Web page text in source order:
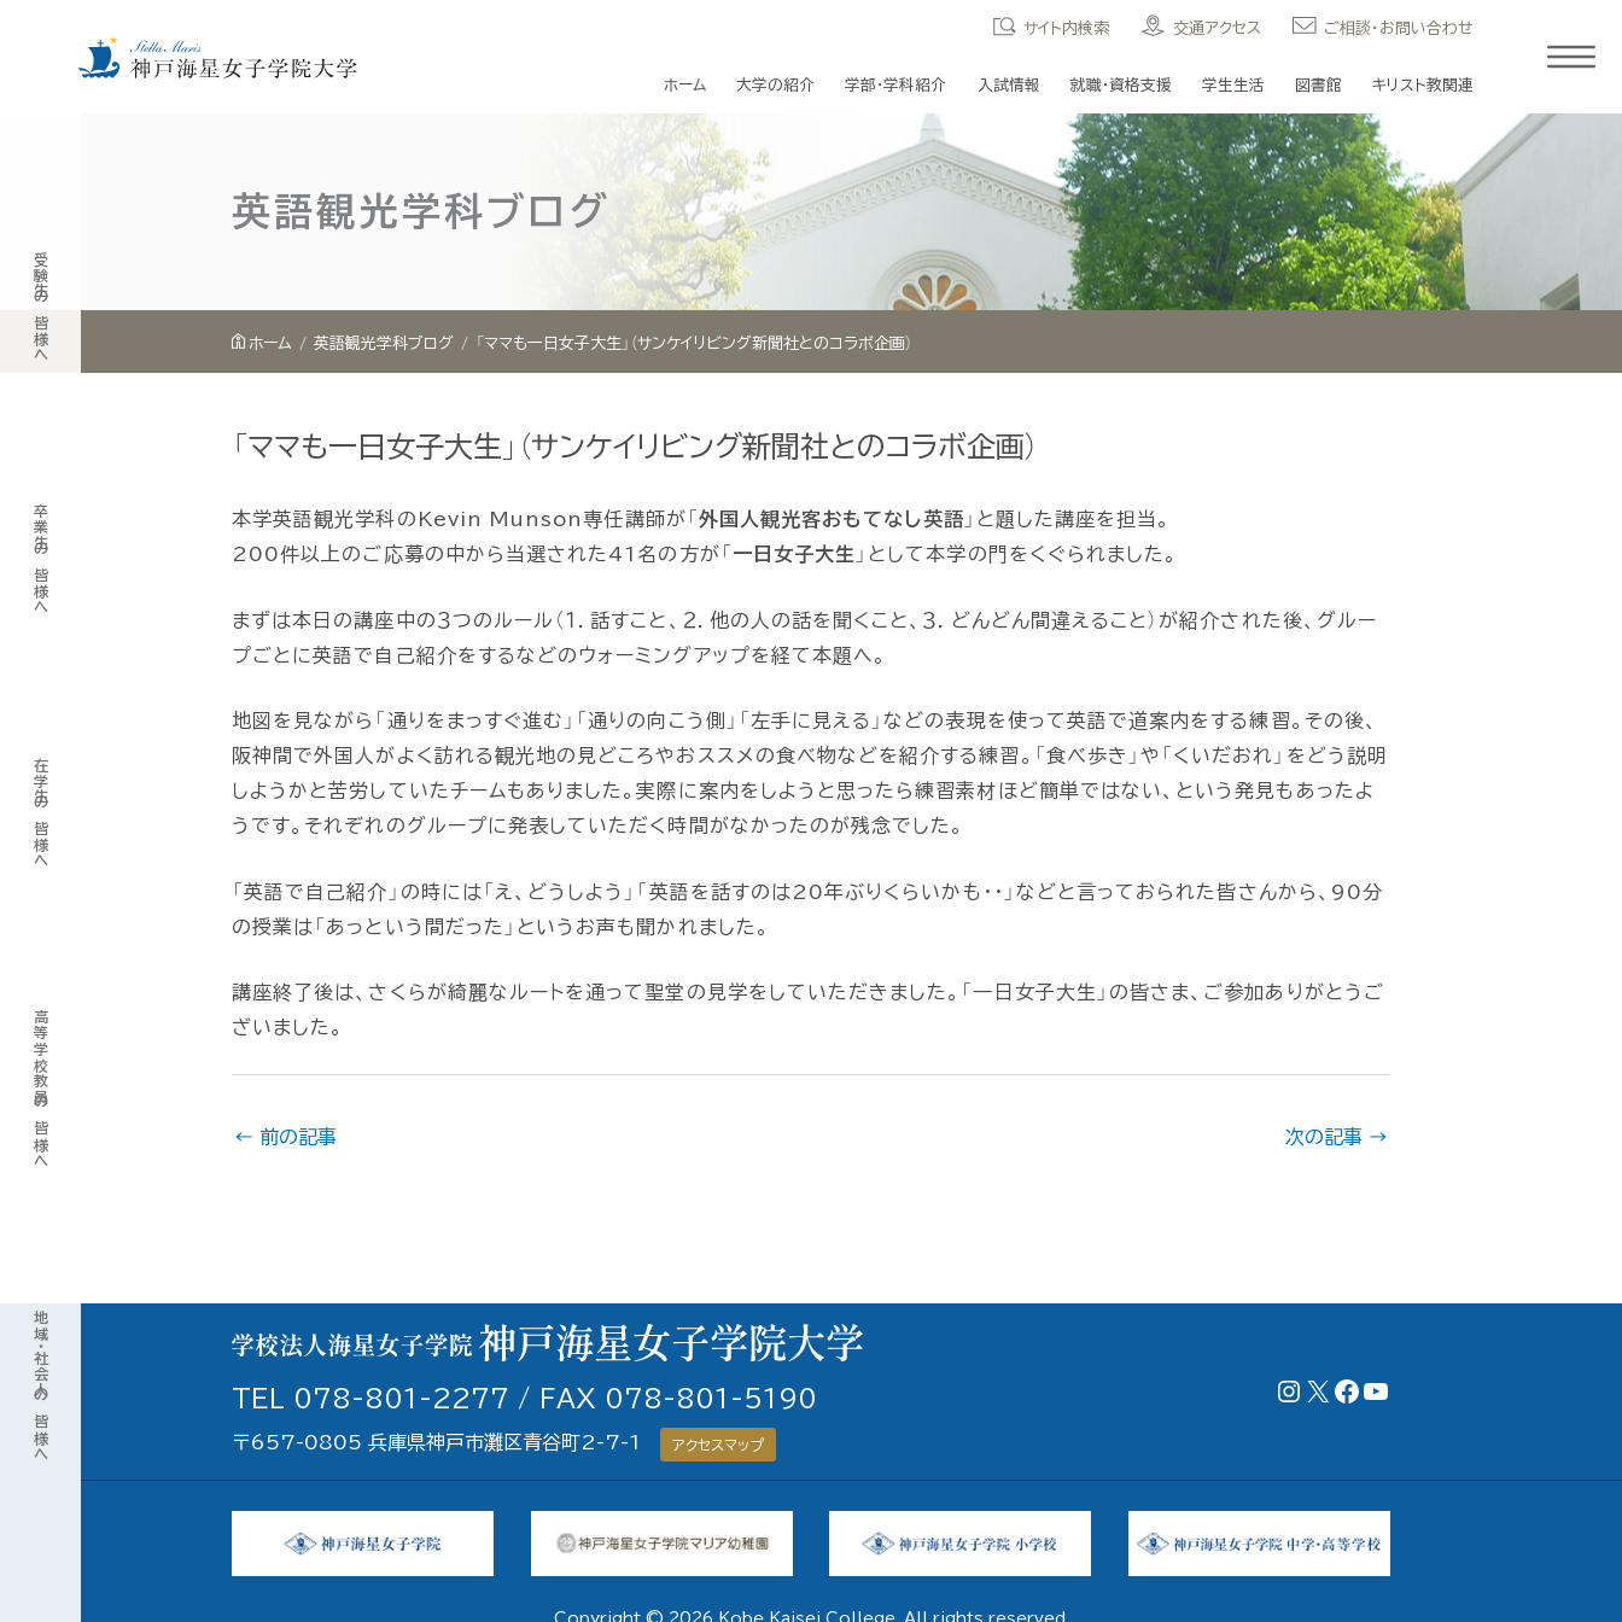
ホーム 大学の紹介 学部・学科紹介 入試情報 就職・資格支援 学生生活 図書館 キリスト教関連
サイト内検索 交通アクセス ご相談・お問い合わせ
受験生の皆様へ
卒業生の皆様へ
在学生の皆様へ
高等学校教員の皆様へ
地域・社会人の皆様へ
英語観光学科ブログ
ホーム 英語観光学科ブログ 「ママも一日女子大生」（サンケイリビング新聞社とのコラボ企画）
「ママも一日女子大生」（サンケイリビング新聞社とのコラボ企画）
本学英語観光学科のKevin Munson専任講師が「 外国人観光客おもてなし英語 」と題した講座を担当。
200件以上のご応募の中から当選された41名の方が「 一日女子大生 」として本学の門をくぐられました。
まずは本日の講座中の３つのルール（１．話すこと、２．他の人の話を聞くこと、３．どんどん間違えること）が紹介された後、グルー
プごとに英語で自己紹介をするなどのウォーミングアップを経て本題へ。
地図を見ながら「通りをまっすぐ進む」「通りの向こう側」「左手に見える」などの表現を使って英語で道案内をする練習。その後、
阪神間で外国人がよく訪れる観光地の見どころやおススメの食べ物などを紹介する練習。「食べ歩き」や「くいだおれ」をどう説明
しようかと苦労していたチームもありました。実際に案内をしようと思ったら練習素材ほど簡単ではない、という発見もあったよ
うです。それぞれのグループに発表していただく時間がなかったのが残念でした。
「英語で自己紹介」の時には「え、どうしよう」「英語を話すのは20年ぶりくらいかも・・」などと言っておられた皆さんから、90分
の授業は「あっという間だった」というお声も聞かれました。
講座終了後は、さくらが綺麗なルートを通って聖堂の見学をしていただきました。「一日女子大生」の皆さま、ご参加ありがとうご
ざいました。
← 前の記事 次の記事 →
TEL 078-801-2277 / FAX 078-801-5190
〒657-0805 兵庫県神戸市灘区青谷町2-7-1 アクセスマップ
Instagram
X FacebookページYouTubeチャンネル
Copyright © 2026 Kobe Kaisei College. All rights reserved.